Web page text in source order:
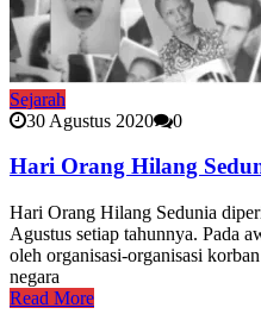
Sejarah
30 Agustus 2020
0
Hari Orang Hilang
Hari Orang Hilang Sedunia
Agustus setiap tahunnya. Pada
oleh organisasi-organisasi
negara
Read More